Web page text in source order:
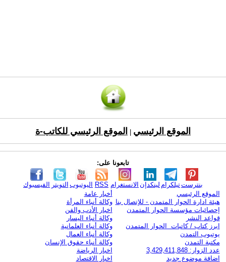
الموقع الرئيسي الموقع الرئيسي للكاتب-ة
تابعونا على:
الفيسبوك التويتر اليوتيوب RSS الانستغرام لينكدإن تيلكرامبنترست
الموقع الرئيسي
هيئة ادارة الحوار المتمدن - للإتصال بنا
إحصائيات مؤسسة الحوار المتمدن
قواعد النشر
ابرز كتاب / كاتبات الحوار المتمدن
يوتيوب التمدن
مكتبة التمدن
عدد الزوار: 3,429,411,848
اضافة موضوع جديد
أخبار عامة
وكالة أنباء المرأة
اخبار الأدب والفن
وكالة أنباء اليسار
وكالة أنباء العلمانية
وكالة أنباء العمال
وكالة أنباء حقوق الإنسان
اخبار الرياضة
اخبار الاقتصاد